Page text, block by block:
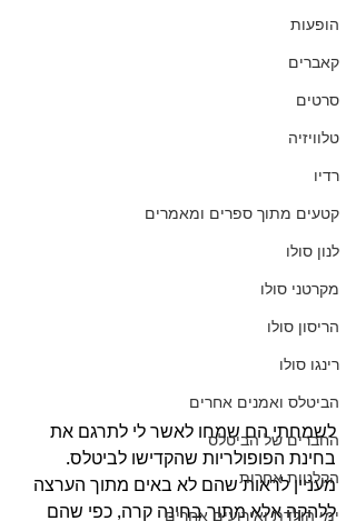
הופעות
קאברים
סרטים
טלוויזיה
רדיו
קטעים מתוך ספרים ומאמרים
לנון סולו
מקרטני סולו
הריסון סולו
רינגו סולו
הביטלס ואמנים אחרים
החברים של הביטלס
הקלטות אחרות
ימי הולדת ואירועים אחרים
לשמחתי הם שמחו לאשר לי לתרגם את
בחינת הפופולריות שהקדישו לביטלס.
מעניין לראות שהם לא באים מתוך הערצה
ללהקה אלא מתוך בחינה קרה, כפי שהם